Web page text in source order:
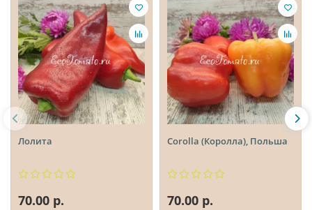
Лолита
70.00 р.
Corolla (Королла), Польша
70.00 р.